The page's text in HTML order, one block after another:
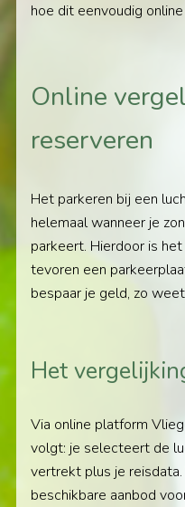
hoe dit eenvoudig
Online
reserveren
Het parkeren bij een
helemaal wanneer je
parkeert. Hierdoor is
tevoren een
bespaar je geld, zo
Het
Via online platform
volgt: je selecteert de
vertrekt plus je
beschikbare aanbod